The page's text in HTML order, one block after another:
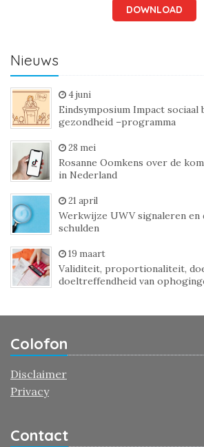
DOWNLOAD
Nieuws
4 juni
Eindsymposium Impact sociaal
gezondheid –programma
28 mei
Rosanne Oomkens over de
in Nederland
21 april
Werkwijze UWV signaleren
schulden
19 maart
Validiteit, proportionaliteit,
doeltreffendheid van
Colofon
Disclaimer
Privacy
Contact